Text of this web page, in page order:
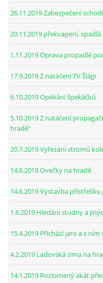
26.11.2019 Zabezpečení
20.11.2019 překvapení,
1.11.2019 Oprava propadlé
17.9.2019 Z natáčení TV Šlágr
6.10.2019 Opékání špekáčků
5.10.2019 Z natáčení
hradě"
20.7.2019 Vyřezání stromů
14.6.2019 Ovečky na hradě
14.6.2019 Výstavba
1.6.2019 Hledání studny a
15.4.2019 Přichází jaro a s
4.2.2019 Ladovská zima na
14.1.2019 Rozlomený akát